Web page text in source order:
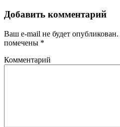
Добавить комментарий
Ваш e-mail не будет опубликован.
помечены *
Комментарий